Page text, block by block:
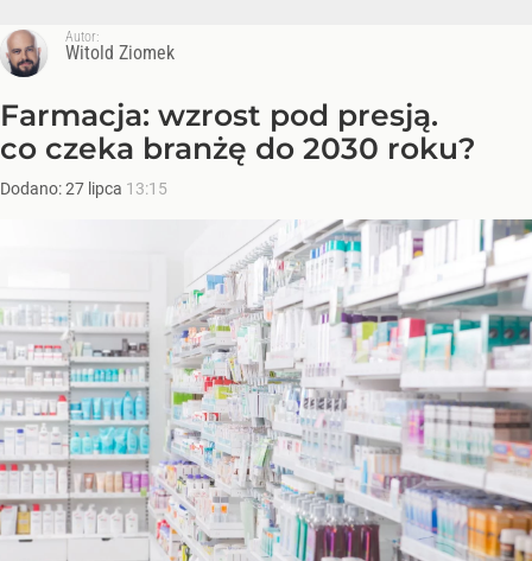
Autor:
Witold Ziomek
Farmacja: wzrost pod presją.
co czeka branżę do 2030 roku?
Dodano:27 lipca 13:15